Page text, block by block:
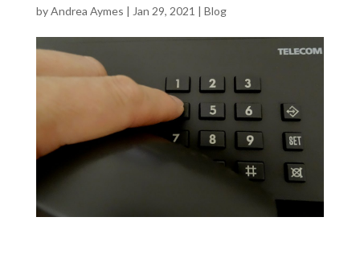
byAndrea Aymes | Jan 29, 2021 | Blog